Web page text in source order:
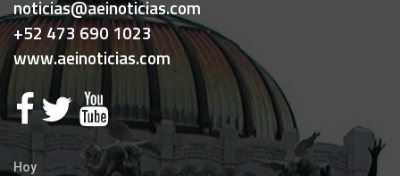
noticias@aeinoticias.com
+52 473 690 1023
www.aeinoticias.com
Hoy